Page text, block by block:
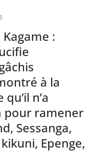
:
à la
n’a
pour ramener
Sessanga,
Epenge,